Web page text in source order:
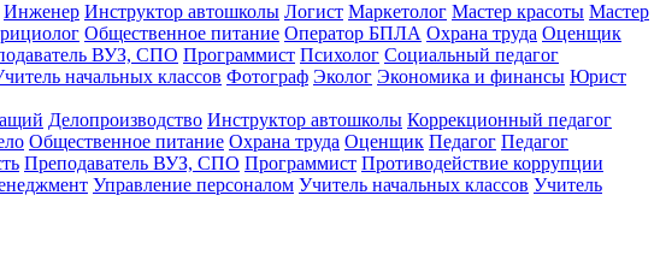
Инженер Инструктор автошколы Логист Маркетолог Мастер красоты Мастер
Общественное питание Оператор БПЛА Охрана труда Оценщик
ВУЗ, СПО Программист Психолог Социальный педагог
начальных классов Фотограф Эколог Экономика и финансы Юрист
Делопроизводство Инструктор автошколы Коррекционный педагог
Общественное питание Охрана труда Оценщик Педагог Педагог
Преподаватель ВУЗ, СПО Программист Противодействие коррупции
Управление персоналом Учитель начальных классов Учитель